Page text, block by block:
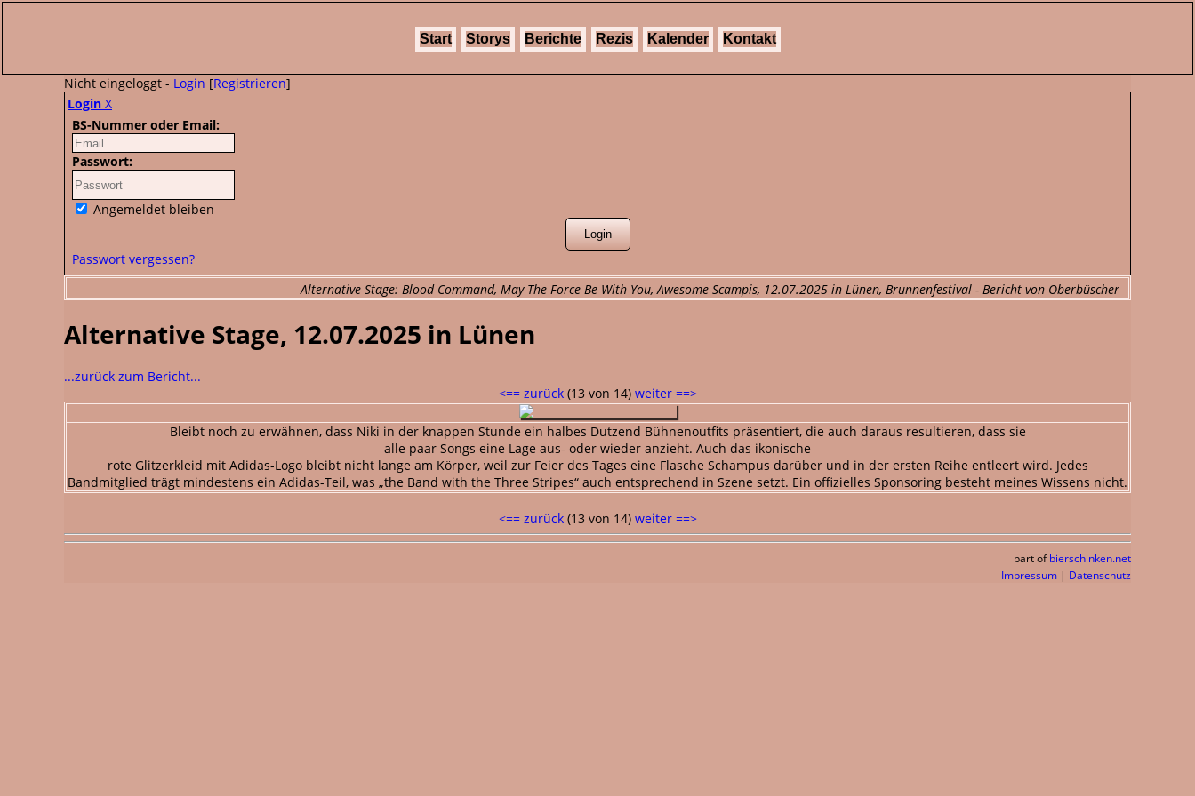
Start Storys Berichte Rezis Kalender Kontakt
Nicht eingeloggt - Login [Registrieren]
Login X
BS-Nummer oder Email:
Passwort:
Angemeldet bleiben
Passwort vergessen?
Alternative Stage: Blood Command, May The Force Be With You, Awesome Scampis, 12.07.2025 in Lünen, Brunnenfestival - Bericht von Oberbüscher
Alternative Stage, 12.07.2025 in Lünen
...zurück zum Bericht...
<== zurück(13 von 14) weiter ==>
Bleibt noch zu erwähnen, dass Niki in der knappen Stunde ein halbes Dutzend Bühnenoutfits präsentiert, die auch daraus resultieren, dass sie
alle paar Songs eine Lage aus- oder wieder anzieht. Auch das ikonische
rote Glitzerkleid mit Adidas-Logo bleibt nicht lange am Körper, weil zur Feier des Tages eine Flasche Schampus darüber und in der ersten Reihe entleert wird. Jedes
Bandmitglied trägt mindestens ein Adidas-Teil, was „the Band with the Three Stripes“ auch entsprechend in Szene setzt. Ein offizielles Sponsoring besteht meines Wissens nicht.
<== zurück(13 von 14) weiter ==>
part of bierschinken.net
Impressum | Datenschutz